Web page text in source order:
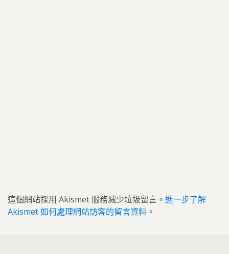
這個網站採用 Akismet 服務減少垃圾留言。 進一步了解
Akismet 如何處理網站訪客的留言資料 。